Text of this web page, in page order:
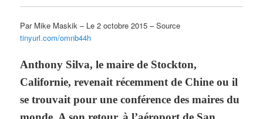
Par Mike Maskik – Le 2 octobre 2015 – Source
tinyurl.com/omnb44h
Anthony Silva, le maire de Stockton,
Californie, revenait récemment de Chine ou il
se trouvait pour une conférence des maires du